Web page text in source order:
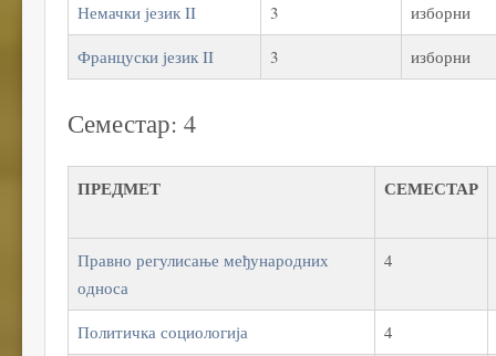
Немачки језик II
3
изборни
Француски језик II
3 изборни
Семестар: 4
ПРЕДМЕТ СЕМЕСТАР
Правно регулисање међународних
односа
4
Политичка социологија
4